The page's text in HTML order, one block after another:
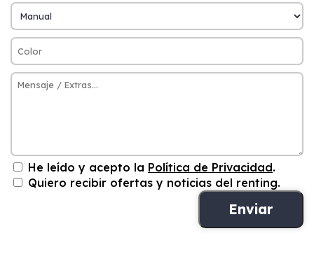
He leído y acepto la Política de Privacidad.
Quiero recibir ofertas y noticias del renting.